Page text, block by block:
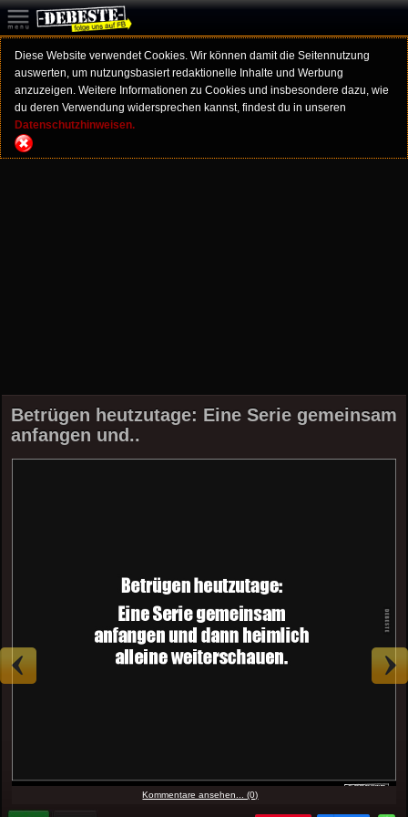
Diese Website verwendet Cookies. Wir können damit die Seitennutzung
auswerten, um nutzungsbasiert redaktionelle Inhalte und Werbung
anzuzeigen. Weitere Informationen zu Cookies und insbesondere dazu, wie
du deren Verwendung widersprechen kannst, findest du in unseren
Datenschutzhinweisen.
Betrügen heutzutage: Eine Serie gemeinsam
anfangen und..
Kommentare ansehen... (0)